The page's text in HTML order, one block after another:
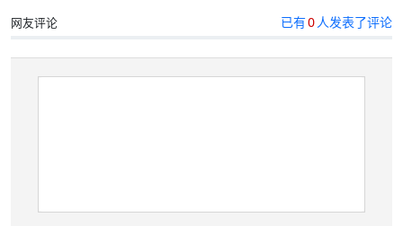
网友评论 已有0人发表了评论